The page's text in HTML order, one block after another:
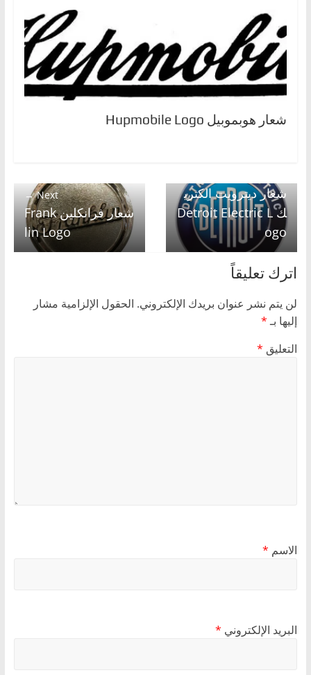
شعار هوبموبيل Hupmobile Logo
شعار ديترويت الكتري
ك Detroit Electric L
ogo
Next →
شعار فرانكلين Frank
lin Logo
اترك تعليقاً
لن يتم نشر عنوان بريدك الإلكتروني. الحقول الإلزامية مشار
إليها بـ*
التعليق *
الاسم *
البريد الإلكتروني *